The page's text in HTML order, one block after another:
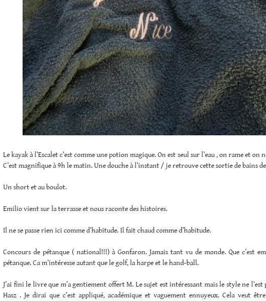
Le kayak à l’Escalet c’est comme une potion magique. On est seul sur l’eau , on rame et on
C’est magnifique à 9h le matin. Une douche à l’instant / je retrouve cette sortie de bains
Un short et au boulot.
Emilio vient sur la terrasse et nous raconte des histoires.
Il ne se passe rien ici comme d’habitude. Il fait chaud comme d’habitude.
Concours de pétanque ( national!!!) à Gonfaron. Jamais tant vu de monde. Que c’est
pétanque. Ca m’intéresse autant que le golf, la harpe et le hand-ball.
J’ai fini le livre que m’a gentiement offert M. Le sujet est intéressant mais le style ne l’est
Hasz . Je dirai que c’est appliqué, académique et vaguement ennuyeux. Cela veut